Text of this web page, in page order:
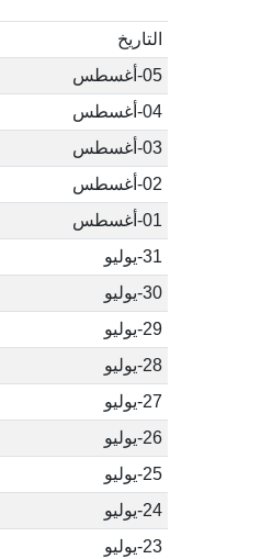
التاريخ
05-أغسطس
04-أغسطس
03-أغسطس
02-أغسطس
01-أغسطس
31-يوليو
30-يوليو
29-يوليو
28-يوليو
27-يوليو
26-يوليو
25-يوليو
24-يوليو
23-يوليو